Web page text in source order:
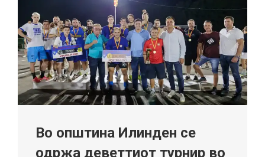
Во општина Илинден се
одржа деветтиот турнир во